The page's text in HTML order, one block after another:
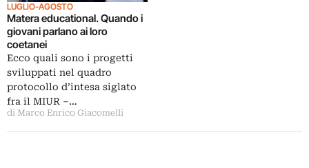
LUGLIO-AGOSTO
Matera educational. Quando i
giovani parlano ai loro
coetanei
Ecco quali sono i progetti
sviluppati nel quadro
protocollo d’intesa siglato
fra il MIUR –…
di Marco Enrico Giacomelli